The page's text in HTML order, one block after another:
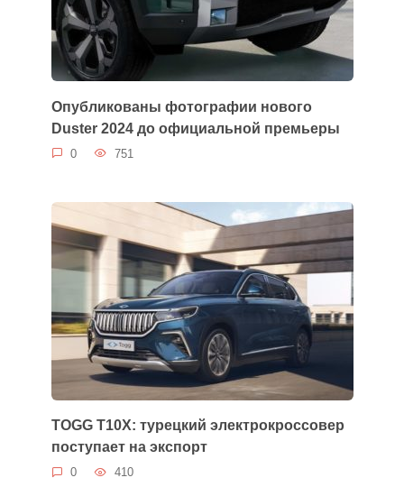
Опубликованы фотографии нового
Duster 2024 до официальной премьеры
0 751
TOGG T10X: турецкий электрокроссовер
поступает на экспорт
0 410